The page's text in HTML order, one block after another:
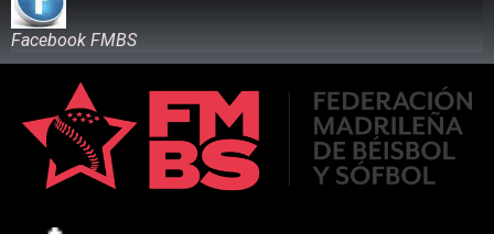
Facebook FMBS